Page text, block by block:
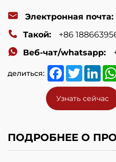
Электронная почта:
Такой:
+86
Веб-чат/whatsapp:
делиться: FacebookTwitter
Узнать сейчас
ПОДРОБНЕЕ О